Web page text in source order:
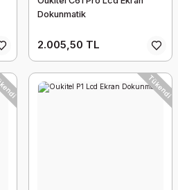
Dokunmatik
2.005,50 TL
Tükendi